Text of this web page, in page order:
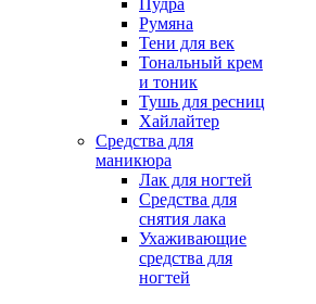
Пудра
Румяна
Тени для век
Тональный крем
и тоник
Тушь для ресниц
Хайлайтер
Средства для
маникюра
Лак для ногтей
Средства для
снятия лака
Ухаживающие
средства для
ногтей